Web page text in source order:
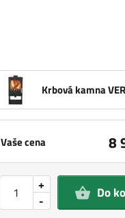
Krbová kamna
Vaše cena 8
-
+ Do